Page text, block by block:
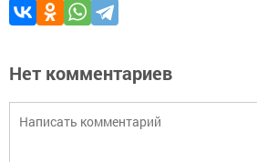
Нет комментариев